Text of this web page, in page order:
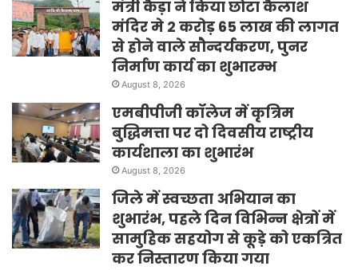
मंत्री कैड़ा ने किया छोटा कैलाश
मंदिर मे 2 करोड़ 65 लाख की लागत
से होने वाले सौन्दर्यकरण, पुनर
निर्माण कार्य का शुभारम्भ
August 8, 2026
एमबीपीजी कॉलेज में कृत्रिम
बुद्धिमत्ता पर दो दिवसीय राष्ट्रीय
कार्यशाला का शुभारंभ
August 8, 2026
जिले में स्वच्छता अभियान का
शुभारंभ, पहले दिन विभिन्न क्षेत्रों में
सामुहिक सहयोग से कूड़े को एकत्रित
कर निस्तारण किया गया